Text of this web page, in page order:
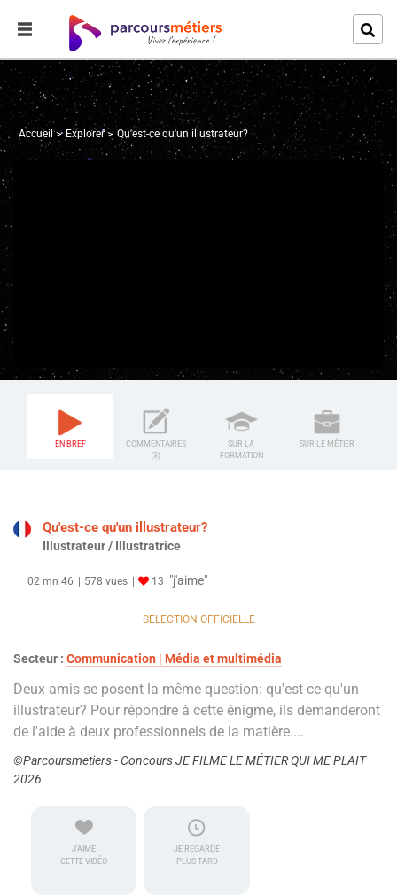
Accueil Explorer Qu'est-ce qu'un illustrateur?
EN BREF
COMMENTAIRES
(3)
SUR LA
FORMATION
SUR LE MÉTIER
Qu'est-ce qu'un illustrateur?
Illustrateur / Illustratrice
02 mn 46 578 vues 13 "j'aime"
SELECTION OFFICIELLE
Secteur : Communication | Média et multimédia
Deux amis se posent la même question: qu'est-ce qu'un
illustrateur? Pour répondre à cette énigme, ils demanderont
de l'aide à deux professionnels de la matière....
©Parcoursmetiers - Concours JE FILME LE MÉTIER QUI ME PLAIT
2026
J'AIME
CETTE VIDÉO
JE REGARDE
PLUS TARD